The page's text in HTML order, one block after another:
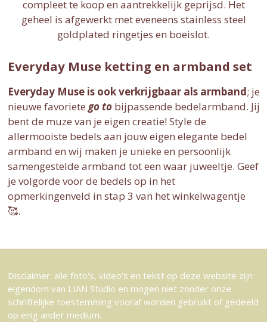
compleet te koop en aantrekkelijk geprijsd. Het
geheel is afgewerkt met eveneens stainless steel
goldplated ringetjes en boeislot.
Everyday Muse ketting en armband set
Everyday Muse is ook verkrijgbaar als armband; je
nieuwe favoriete go tobijpassende bedelarmband. Jij
bent de muze van je eigen creatie! Style de
allermooiste bedels aan jouw eigen elegante bedel
armband en wij maken je unieke en persoonlijk
samengestelde armband tot een waar juweeltje. Geef
je volgorde voor de bedels op in het
opmerkingenveld in stap 3 van het winkelwagentje
🥰.
Disclaimer: alle foto's, video's en tekst op deze website zijn
eigendom van LIAN Studio en mogen niet zonder onze
schriftelijke toestemming vooraf worden gebruikt of gedeeld
op enig ander medium.